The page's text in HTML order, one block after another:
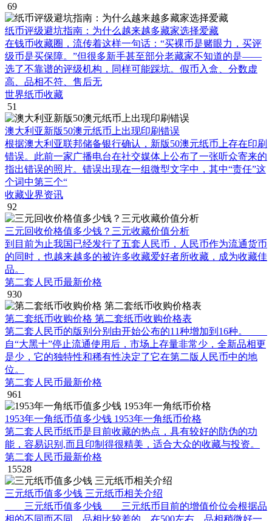
69
纸币评级避坑指南：为什么越来越多藏家选择爱藏
在钱币收藏圈，流传着这样一句话：“买裸币是赌眼力，买评
级币是买保障。”但很多新手甚至部分老藏家不知道的是——
选了不靠谱的评级机构，同样可能踩坑。假币入盒、分数虚
高、品相不符、售后无
世界纸币收藏
51
澳大利亚新版50澳元纸币上出现印刷错误
根据澳大利亚联邦储备银行确认，新版50澳元纸币上存在印刷
错误。此前一家广播电台在社交媒体上公布了一张听众寄来的
指出错误的照片。错误出现在一组微型文字中，其中“责任”这
个词中第三个“
收藏业界资讯
92
三元回收价格值多少钱？三元收藏价值分析
到目前为止我国已经发行了五套人民币，人民币作为流通货币
的同时，也越来越多的被许多收藏爱好者所收藏，成为收藏佳
品。
第二套人民币最新价格
930
第二套纸币收购价格 第二套纸币收购价格表
第二套人民币的版别分别由开始公布的11种增加到16种。
自“大黑十”停止流通使用后，市场上存量非常少，全新品相更
是少，它的独特性和稀有性决定了它在第二版人民币中的地
位。
第二套人民币最新价格
961
1953年一角纸币值多少钱 1953年一角纸币价格
第二套人民币纸币是目前收藏的热点，具有较好的防伪的功
能，容易识别,而且印制得很精美，适合大众的收藏与投资。
第二套人民币最新价格
15528
三元纸币值多少钱 三元纸币相关介绍
三元纸币值多少钱 三元纸币目前的增值价位会根据品
相的不同而不同，品相比较差的，在500左右，品相稍微好一